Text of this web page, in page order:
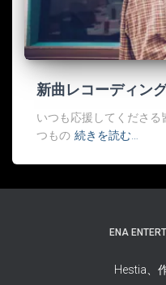
新曲レコーディング
いつも応援してくださ
つもの 続きを読む…
ENA
Hestia、